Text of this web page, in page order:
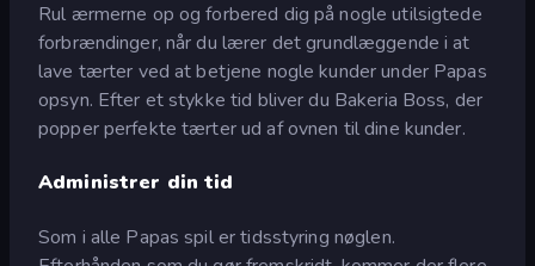
Rul ærmerne op og forbered dig på nogle utilsigtede
forbrændinger, når du lærer det grundlæggende i at
lave tærter ved at betjene nogle kunder under Papas
opsyn. Efter et stykke tid bliver du Bakeria Boss, der
popper perfekte tærter ud af ovnen til dine kunder.
Administrer din tid
Som i alle Papas spil er tidsstyring nøglen.